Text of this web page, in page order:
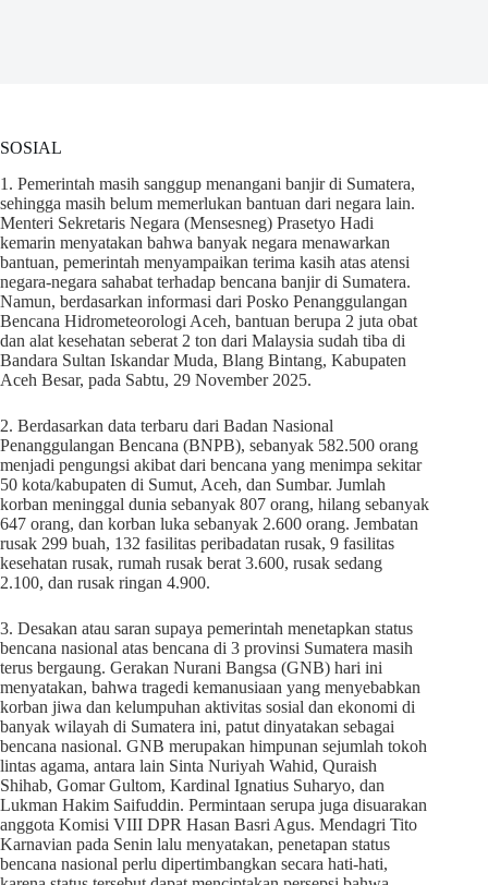
SOSIAL
1. Pemerintah masih sanggup menangani banjir di Sumatera,
sehingga masih belum memerlukan bantuan dari negara lain.
Menteri Sekretaris Negara (Mensesneg) Prasetyo Hadi
kemarin menyatakan bahwa banyak negara menawarkan
bantuan, pemerintah menyampaikan terima kasih atas atensi
negara-negara sahabat terhadap bencana banjir di Sumatera.
Namun, berdasarkan informasi dari Posko Penanggulangan
Bencana Hidrometeorologi Aceh, bantuan berupa 2 juta obat
dan alat kesehatan seberat 2 ton dari Malaysia sudah tiba di
Bandara Sultan Iskandar Muda, Blang Bintang, Kabupaten
Aceh Besar, pada Sabtu, 29 November 2025.
2. Berdasarkan data terbaru dari Badan Nasional
Penanggulangan Bencana (BNPB), sebanyak 582.500 orang
menjadi pengungsi akibat dari bencana yang menimpa sekitar
50 kota/kabupaten di Sumut, Aceh, dan Sumbar. Jumlah
korban meninggal dunia sebanyak 807 orang, hilang sebanyak
647 orang, dan korban luka sebanyak 2.600 orang. Jembatan
rusak 299 buah, 132 fasilitas peribadatan rusak, 9 fasilitas
kesehatan rusak, rumah rusak berat 3.600, rusak sedang
2.100, dan rusak ringan 4.900.
3. Desakan atau saran supaya pemerintah menetapkan status
bencana nasional atas bencana di 3 provinsi Sumatera masih
terus bergaung. Gerakan Nurani Bangsa (GNB) hari ini
menyatakan, bahwa tragedi kemanusiaan yang menyebabkan
korban jiwa dan kelumpuhan aktivitas sosial dan ekonomi di
banyak wilayah di Sumatera ini, patut dinyatakan sebagai
bencana nasional. GNB merupakan himpunan sejumlah tokoh
lintas agama, antara lain Sinta Nuriyah Wahid, Quraish
Shihab, Gomar Gultom, Kardinal Ignatius Suharyo, dan
Lukman Hakim Saifuddin. Permintaan serupa juga disuarakan
anggota Komisi VIII DPR Hasan Basri Agus. Mendagri Tito
Karnavian pada Senin lalu menyatakan, penetapan status
bencana nasional perlu dipertimbangkan secara hati-hati,